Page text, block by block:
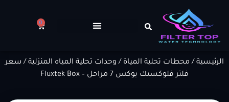
0
الرئيسية / محطات تحلية المياة / وحدات تحلية المياه المنزلية / سعر
فلتر فلوكستك بوكس 7 مراحل – Fluxtek Box